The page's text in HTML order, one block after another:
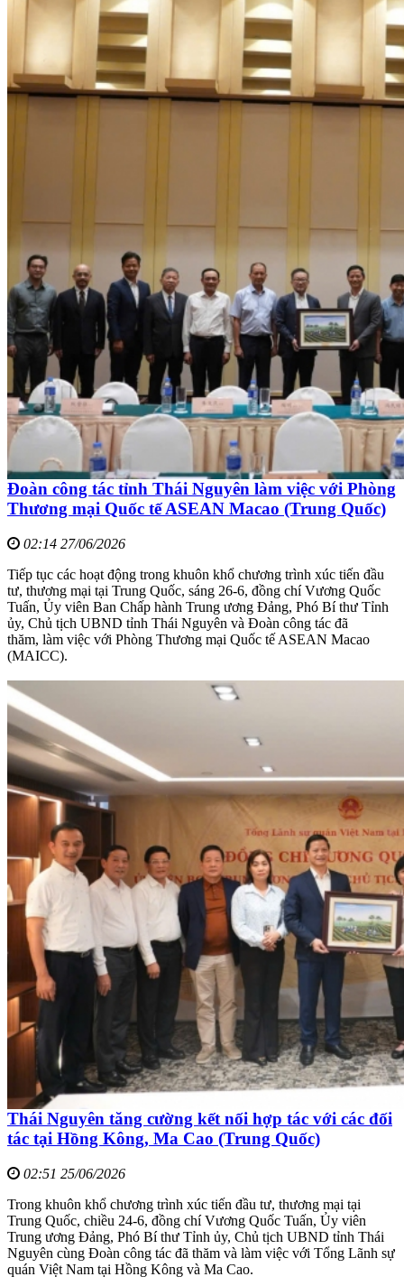
Đoàn công tác tỉnh Thái Nguyên làm việc với Phòng
Thương mại Quốc tế ASEAN Macao (Trung Quốc)
02:14 27/06/2026
Tiếp tục các hoạt động trong khuôn khổ chương trình xúc tiến đầu
tư, thương mại tại Trung Quốc, sáng 26-6, đồng chí Vương Quốc
Tuấn, Ủy viên Ban Chấp hành Trung ương Đảng, Phó Bí thư Tỉnh
ủy, Chủ tịch UBND tỉnh Thái Nguyên và Đoàn công tác đã
thăm, làm việc với Phòng Thương mại Quốc tế ASEAN Macao
(MAICC).
Thái Nguyên tăng cường kết nối hợp tác với các đối
tác tại Hồng Kông, Ma Cao (Trung Quốc)
02:51 25/06/2026
Trong khuôn khổ chương trình xúc tiến đầu tư, thương mại tại
Trung Quốc, chiều 24-6, đồng chí Vương Quốc Tuấn, Ủy viên
Trung ương Đảng, Phó Bí thư Tỉnh ủy, Chủ tịch UBND tỉnh Thái
Nguyên cùng Đoàn công tác đã thăm và làm việc với Tổng Lãnh sự
quán Việt Nam tại Hồng Kông và Ma Cao.